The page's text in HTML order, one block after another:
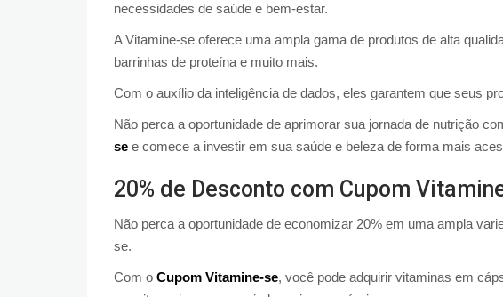
necessidades de saúde e bem-estar.
A Vitamine-se oferece uma ampla gama de produtos de alta
barrinhas de proteína e muito mais.
Com o auxílio da inteligência de dados, eles garantem que seus
Não perca a oportunidade de aprimorar sua jornada de nutrição
se e comece a investir em sua saúde e beleza de forma mais
20% de Desconto com Cupom
Não perca a oportunidade de economizar 20% em uma ampla
se.
Com o Cupom Vitamine-se, você pode adquirir vitaminas em